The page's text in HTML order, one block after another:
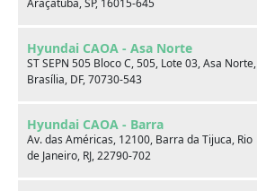
Araçatuba, SP, 16015-645
Hyundai CAOA - Asa Norte
ST SEPN 505 Bloco C, 505, Lote 03, Asa Norte,
Brasília, DF, 70730-543
Hyundai CAOA - Barra
Av. das Américas, 12100, Barra da Tijuca, Rio
de Janeiro, RJ, 22790-702